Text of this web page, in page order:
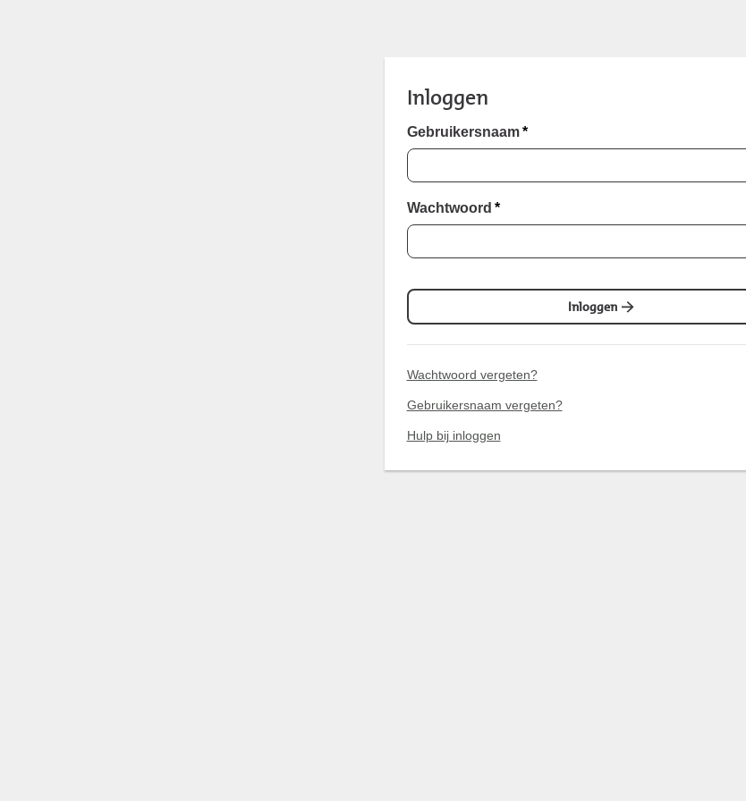
Inloggen
Gebruikersnaam *
Wachtwoord *
Inloggen
Wachtwoord vergeten?
Gebruikersnaam vergeten?
Hulp bij inloggen